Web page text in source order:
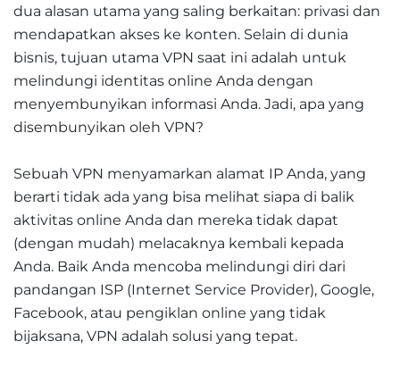
dua alasan utama yang saling berkaitan: privasi dan
mendapatkan akses ke konten. Selain di dunia
bisnis, tujuan utama VPN saat ini adalah untuk
melindungi identitas online Anda dengan
menyembunyikan informasi Anda. Jadi, apa yang
disembunyikan oleh VPN?
Sebuah VPN menyamarkan alamat IP Anda, yang
berarti tidak ada yang bisa melihat siapa di balik
aktivitas online Anda dan mereka tidak dapat
(dengan mudah) melacaknya kembali kepada
Anda. Baik Anda mencoba melindungi diri dari
pandangan ISP (Internet Service Provider), Google,
Facebook, atau pengiklan online yang tidak
bijaksana, VPN adalah solusi yang tepat.